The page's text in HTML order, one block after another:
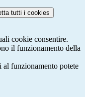
tutti i cookies
cookie consentire.
il funzionamento della
al funzionamento potete